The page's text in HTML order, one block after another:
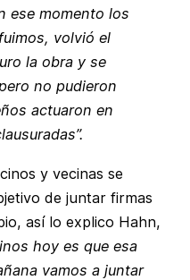
ese momento los
volvió el
la obra y se
no pudieron
actuaron en
y vecinas se
de juntar firmas
así lo explico Hahn,
hoy es que esa
vamos a juntar